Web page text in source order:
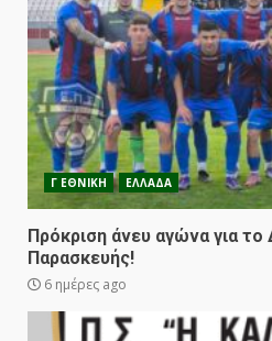
Γ ΕΘΝΙΚΗ ΕΛΛΑΔΑ
Πρόκριση άνευ αγώνα για το
Παρασκευής!
6 ημέρες ago